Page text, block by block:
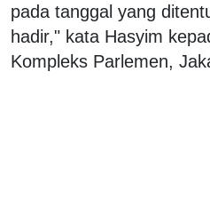
pada tanggal yang
hadir," kata Hasyim
Kompleks Parlemen,